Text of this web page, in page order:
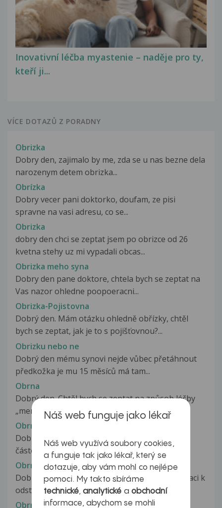
Inovativní léčba myastenie – naděje pro ty,
kteří ji...
VÍCE DOTAZŮ Z PORADNY
Obrizka
Dobry den, zajimalo by me, zda se u nas bezne dela
narozenym detem obrizka...
Obrízka
Dobry vecer pani doktorko, doufam, ze pisi
spravne na vasi adresu, co se...
Obrizka
dobry den chci se zeptat jsem po obrizce od 26
kvetna stehy uz mi vypadali obcas...
Obrizka meho syna
Dobry den pane doktore, chtela bych se zeptat na
Vas nazor ohledne poopoeracni...
Obrizka-Pojistovna
Dobrý den. Mám otázku ohledně obřízky, chtěl
bych se zeptat, jak je to s pojišťovnou?...
Obrizku nebo ne
Dobrý den mému synovi nejde vůbec přetáhnout
předkožka je mu 15 měsíců má tam...
Obrna
Dobrý den. Chtěl bych se zeptat na způsob léčby
„meralgia parestetica“ kterou...
Obrna levé hlasivky
Dobrý den, před cca 3mi měsíci jsem ztratila
částečně hlas. Na ORL zjistili,...
Obrna levé hlasivky po operaci štítné žlázy
Dobrý den, před pěti lety jsem postoupila operaci k
odstranění štítné žlázy....
Obrna levého oka
Náš web funguje jako lékař
Náš web využívá soubory cookies,
a funguje tak jako lékař, který se
dotazuje, aby vám mohl co nejlépe
pomoci. My takto sbíráme
technické,analytické a obchodní
informace, abychom se mohli